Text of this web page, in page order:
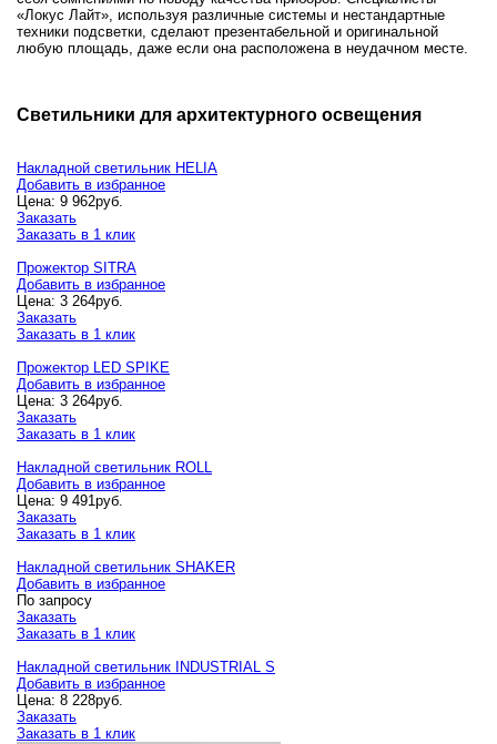
«Локус Лайт», используя различные системы и нестандартные
техники подсветки, сделают презентабельной и оригинальной
любую площадь, даже если она расположена в неудачном месте.
Светильники для архитектурного освещения
Накладной светильник HELIA
Добавить в избранное
Цена: 9 962руб.
Заказать
Заказать в 1 клик
Прожектор SITRA
Добавить в избранное
Цена: 3 264руб.
Заказать
Заказать в 1 клик
Прожектор LED SPIKE
Добавить в избранное
Цена: 3 264руб.
Заказать
Заказать в 1 клик
Накладной светильник ROLL
Добавить в избранное
Цена: 9 491руб.
Заказать
Заказать в 1 клик
Накладной светильник SHAKER
Добавить в избранное
По запросу
Заказать
Заказать в 1 клик
Накладной светильник INDUSTRIAL S
Добавить в избранное
Цена: 8 228руб.
Заказать
Заказать в 1 клик